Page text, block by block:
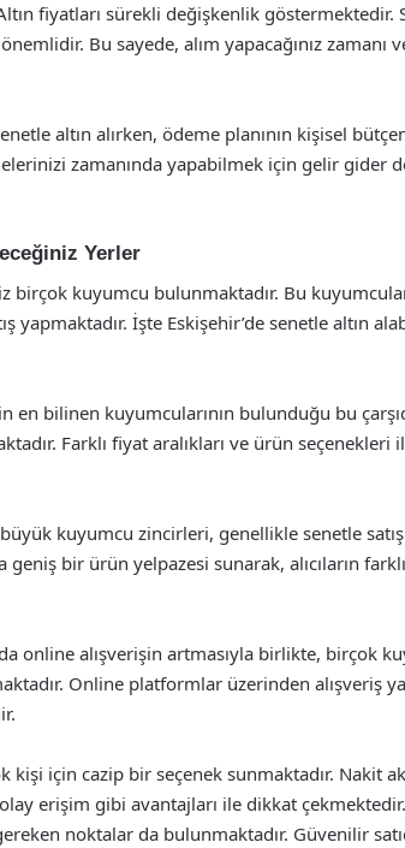
fiyatları sürekli değişkenlik göstermektedir.
Bu sayede, alım yapacağınız zamanı
altın alırken, ödeme planının kişisel
zamanında yapabilmek için gelir gider
Yerler
birçok kuyumcu bulunmaktadır. Bu
yapmaktadır. İşte Eskişehir’de senetle altın
en bilinen kuyumcularının bulunduğu bu
Farklı fiyat aralıkları ve ürün seçenekleri
kuyumcu zincirleri, genellikle senetle satış
bir ürün yelpazesi sunarak, alıcıların
online alışverişin artmasıyla birlikte, birçok
Online platformlar üzerinden alışveriş
kişi için cazip bir seçenek sunmaktadır. Nakit
erişim gibi avantajları ile dikkat
noktalar da bulunmaktadır. Güvenilir